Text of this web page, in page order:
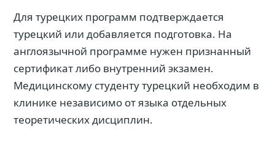
Для турецких программ подтверждается
турецкий или добавляется подготовка. На
англоязычной программе нужен признанный
сертификат либо внутренний экзамен.
Медицинскому студенту турецкий необходим в
клинике независимо от языка отдельных
теоретических дисциплин.